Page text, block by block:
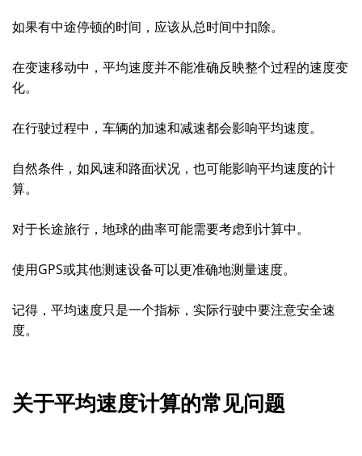
如果有中途停顿的时间，应该从总时间中扣除。
在变速移动中，平均速度并不能准确反映整个过程的速度变
化。
在行驶过程中，车辆的加速和减速都会影响平均速度。
自然条件，如风速和路面状况，也可能影响平均速度的计
算。
对于长途旅行，地球的曲率可能需要考虑到计算中。
使用GPS或其他测速设备可以更准确地测量速度。
记得，平均速度只是一个指标，实际行驶中要注意安全速
度。
关于平均速度计算的常见问题